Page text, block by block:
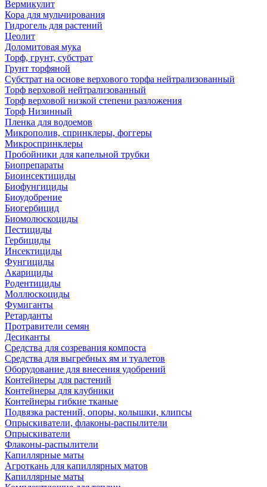
Вермикулит
Кора для мульчирования
Гидрогель для растений
Цеолит
Доломитовая мука
Торф, грунт, субстрат
Грунт торфяной
Субстрат на основе верхового торфа нейтрализованный
Торф верховой нейтрализованный
Торф верховой низкой степени разложения
Торф Низинный
Пленка для водоемов
Микрополив, спринклеры, фоггеры
Микроспринклеры
Пробойники для капельной трубки
Биопрепараты
Биоинсектициды
Биофунгициды
Биоудобрение
Биогербицид
Биомолюскоциды
Пестициды
Гербициды
Инсектициды
Фунгициды
Акарициды
Родентициды
Моллюскоциды
Фумиганты
Ретарданты
Протравители семян
Десиканты
Средства для созревания компоста
Средства для выгребных ям и туалетов
Оборудование для внесения удобрений
Контейнеры для растений
Контейнеры для клубники
Контейнеры гибкие тканые
Подвязка растений, опоры, колышки, клипсы
Опрыскиватели, флаконы-распылители
Опрыскиватели
Флаконы-распылители
Капиллярные маты
Агроткань для капиллярных матов
Капиллярные маты